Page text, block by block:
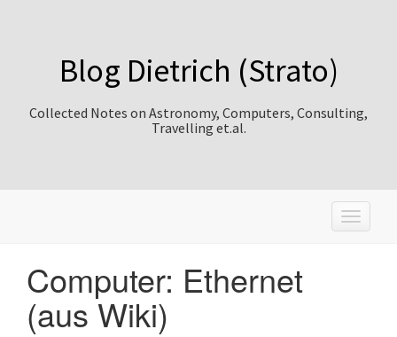
Blog Dietrich (Strato)
Collected Notes on Astronomy, Computers, Consulting,
Travelling et.al.
T
o
Computer: Ethernet
(aus Wiki)